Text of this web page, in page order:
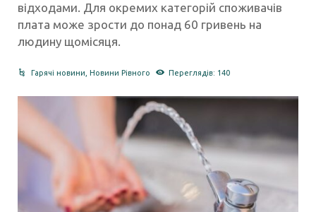
відходами. Для окремих категорій споживачів
плата може зрости до понад 60 гривень на
людину щомісяця.
Гарячі новини Новини Рівного Переглядів: 140